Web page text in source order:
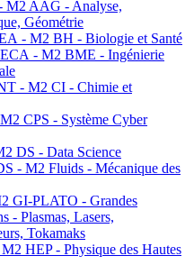
AAG - Analyse,
Géométrie
- M2 BH - Biologie et Santé
- M2 BME - Ingénierie
- M2 CI - Chimie et
CPS - Système Cyber
DS - Data Science
- M2 Fluids - Mécanique des
GI-PLATO - Grandes
- Plasmas, Lasers,
Tokamaks
HEP - Physique des Hautes